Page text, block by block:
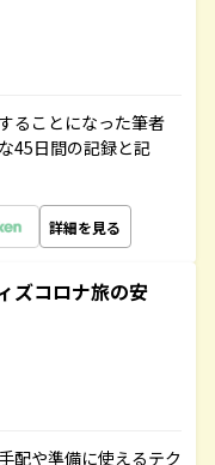
ることになった筆者
45日間の記録と記
詳細を見る
ズコロナ旅の安
配や準備に使えるテク